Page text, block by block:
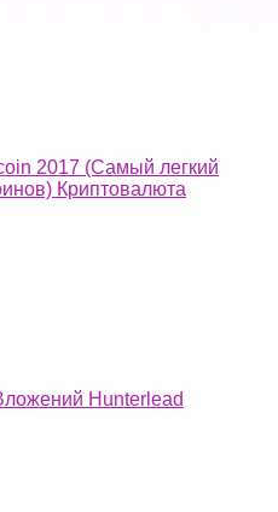
2017 (Самый легкий
Криптовалюта
Hunterlead